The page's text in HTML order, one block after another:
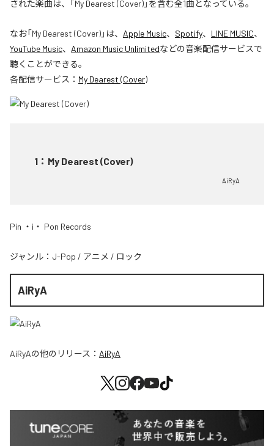
された楽曲は、「My Dearest (Cover)」を含む全1曲となっている。
なお「My Dearest (Cover)」は、 Apple Music、 Spotify、 LINE MUSIC、
YouTube Music、 Amazon Music Unlimitedなどの音楽配信サービスで
聴くことができる。
各配信サービス： My Dearest (Cover)
1 ： My Dearest (Cover)
AiRyA
Pin ・i・ Pon Records
ジャンル： J-Pop / アニメ / ロック
AiRyA
AiRyAの他のリリース： AiRyA